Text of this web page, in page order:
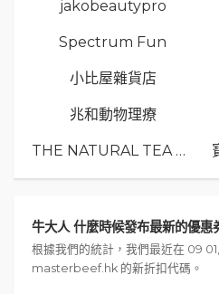
jakobeautypro
Spectrum Fun
小比屋雜貨店
兆和動物理療
THE NATURAL TEA Co.
牛大人 什麼時候發布最新的優惠
根據我們的統計，我們最近在 09
masterbeef.hk 的新折扣代碼。